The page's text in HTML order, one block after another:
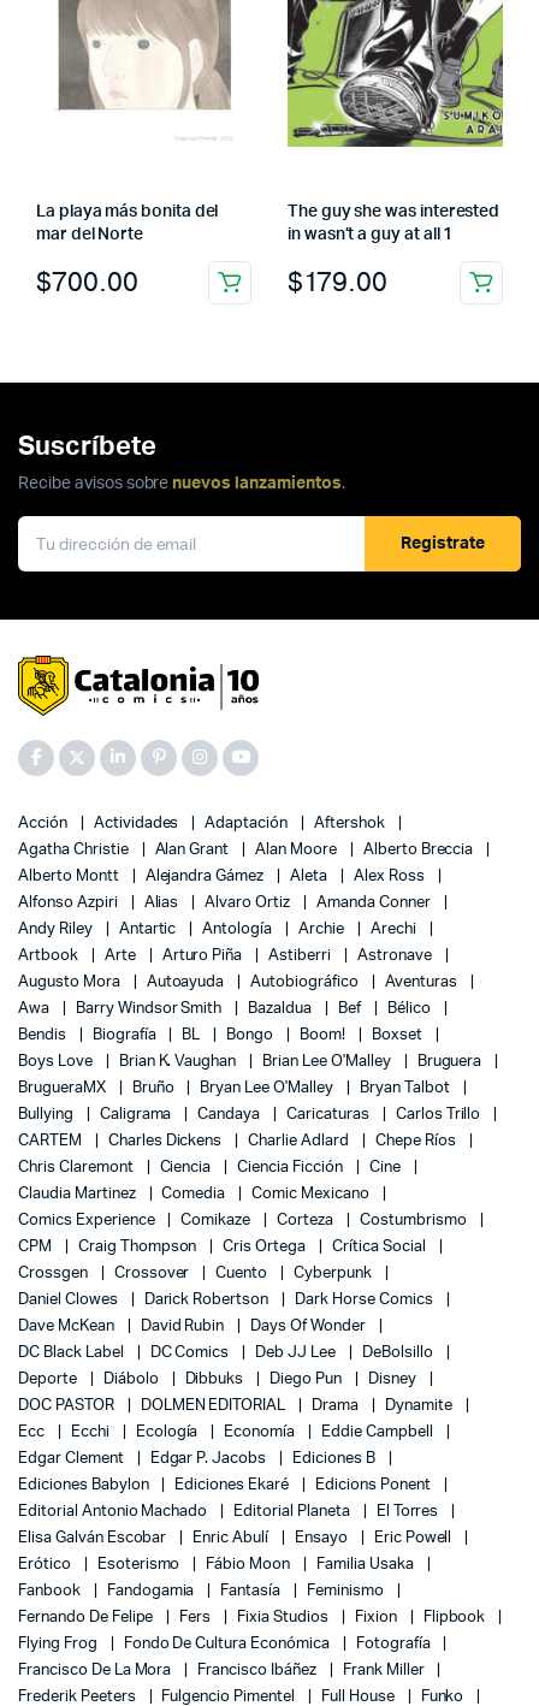
La playa más bonita del
mar del Norte
$700.00
The guy she was interested
in wasn’t a guy at all 1
$179.00
Suscríbete
Recibe avisos sobre nuevos lanzamientos.
Registrate
Acción Actividades Adaptación
Aftershok
Agatha Christie
Alan Grant Alan Moore
Alberto Breccia
Alberto Montt
Alejandra Gámez Aleta
Alex Ross
Alfonso Azpiri
Alias Alvaro Ortiz
Amanda Conner
Andy Riley
Antartic Antología Archie
Arechi
Artbook
Arte Arturo Piña Astiberri
Astronave
Augusto Mora
Autoayuda Autobiográfico
Aventuras
Awa
Barry Windsor Smith Bazaldua Bef
Bélico
Bendis
Biografía BL Bongo Boom!
Boxset
Boys Love
Brian K. Vaughan Brian Lee O'Malley
Bruguera
BrugueraMX
Bruño Bryan Lee O'Malley
Bryan Talbot
Bullying
Caligrama Candaya Caricaturas
Carlos Trillo
CARTEM
Charles Dickens Charlie Adlard
Chepe Ríos
Chris Claremont
Ciencia Ciencia Ficción
Cine
Claudia Martinez
Comedia
Comic Mexicano
Comics Experience
Comikaze Corteza
Costumbrismo
CPM
Craig Thompson Cris Ortega
Crítica Social
Crossgen
Crossover Cuento
Cyberpunk
Daniel Clowes
Darick Robertson
Dark Horse Comics
Dave McKean
David Rubin
Days Of Wonder
DC Black Label
DC Comics Deb JJ Lee
DeBolsillo
Deporte
Diábolo Dibbuks Diego Pun
Disney
DOC PASTOR
DOLMEN EDITORIAL Drama
Dynamite
Ecc
Ecchi Ecología Economía
Eddie Campbell
Edgar Clement
Edgar P. Jacobs
Ediciones B
Ediciones Babylon
Ediciones Ekaré
Edicions Ponent
Editorial Antonio Machado
Editorial Planeta
El Torres
Elisa Galván Escobar
Enric Abulí Ensayo
Eric Powell
Erótico
Esoterismo Fábio Moon
Familia Usaka
Fanbook
Fandogamia Fantasía
Feminismo
Fernando De Felipe
Fers Fixia Studios Fixion
Flipbook
Flying Frog
Fondo De Cultura Económica
Fotografía
Francisco De La Mora
Francisco Ibáñez
Frank Miller
Frederik Peeters
Fulgencio Pimentel Full House
Funko